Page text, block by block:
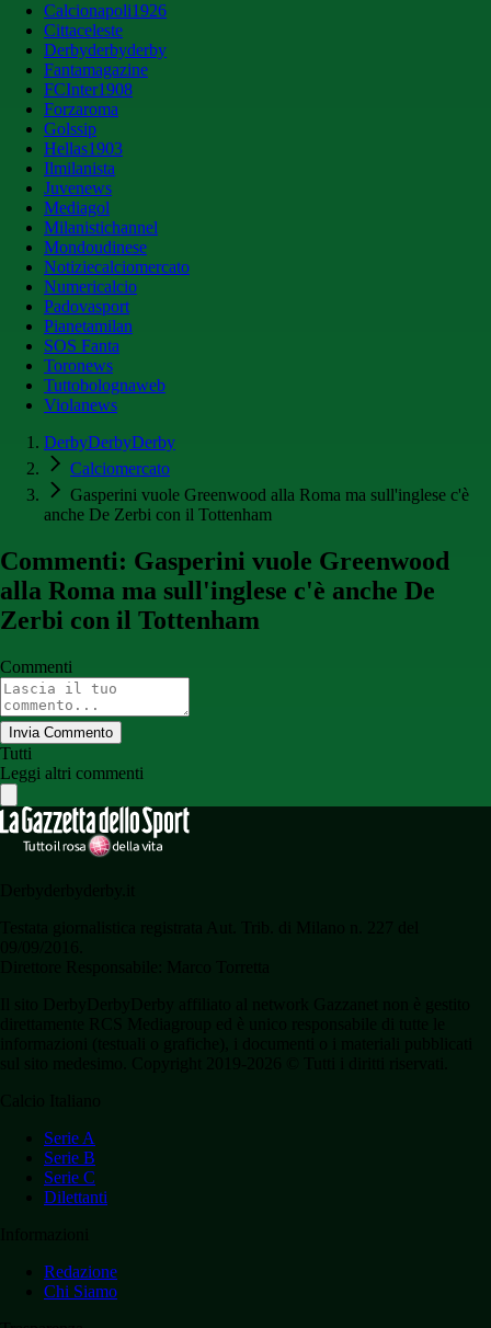
Calcionapoli1926
Cittaceleste
Derbyderbyderby
Fantamagazine
FCInter1908
Forzaroma
Golssip
Hellas1903
Ilmilanista
Juvenews
Mediagol
Milanistichannel
Mondoudinese
Notiziecalciomercato
Numericalcio
Padovasport
Pianetamilan
SOS Fanta
Toronews
Tuttobolognaweb
Violanews
DerbyDerbyDerby
Calciomercato
Gasperini vuole Greenwood alla Roma ma sull'inglese c'è
anche De Zerbi con il Tottenham
Commenti: Gasperini vuole Greenwood
alla Roma ma sull'inglese c'è anche De
Zerbi con il Tottenham
Commenti
Invia Commento
Tutti
Leggi altri commenti
Serie A
Serie B
Serie C
Dilettanti
Redazione
Chi Siamo